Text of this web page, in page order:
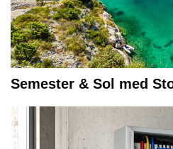
Semester & Sol med